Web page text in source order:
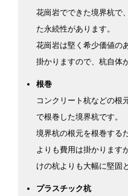
花崗岩でできた境界杭で
た永続性があります。
花崗岩は堅く希少価値の
掛かりますので、杭自体
根巻
コンクリート杭などの根
で根巻した境界杭です。
境界杭の根元を根巻する
よりも費用は掛かります
けの杭よりも大幅に堅固
プラスチック杭